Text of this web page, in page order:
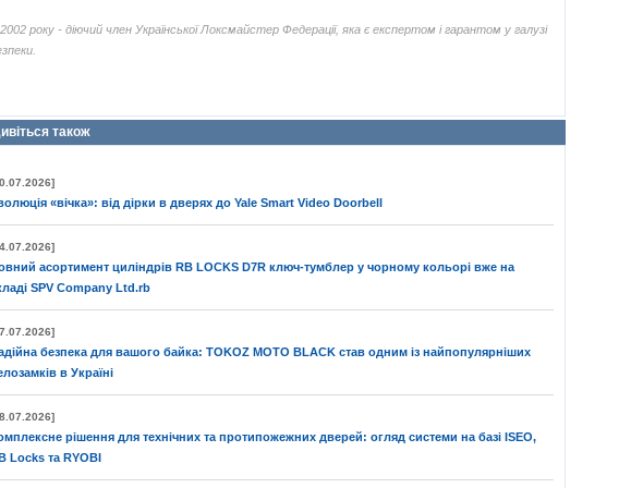
року - діючий член Української Локсмайстер Федерації, яка є експертом і гарантом у галузі
також
«вічка»: від дірки в дверях до Yale Smart Video Doorbell
асортимент циліндрів RB LOCKS D7R ключ-тумблер у чорному кольорі вже на
SPV Company Ltd.rb
безпека для вашого байка: TOKOZ MOTO BLACK став одним із найпопулярніших
в Україні
рішення для технічних та протипожежних дверей: огляд системи на базі ISEO,
Locks та RYOBI